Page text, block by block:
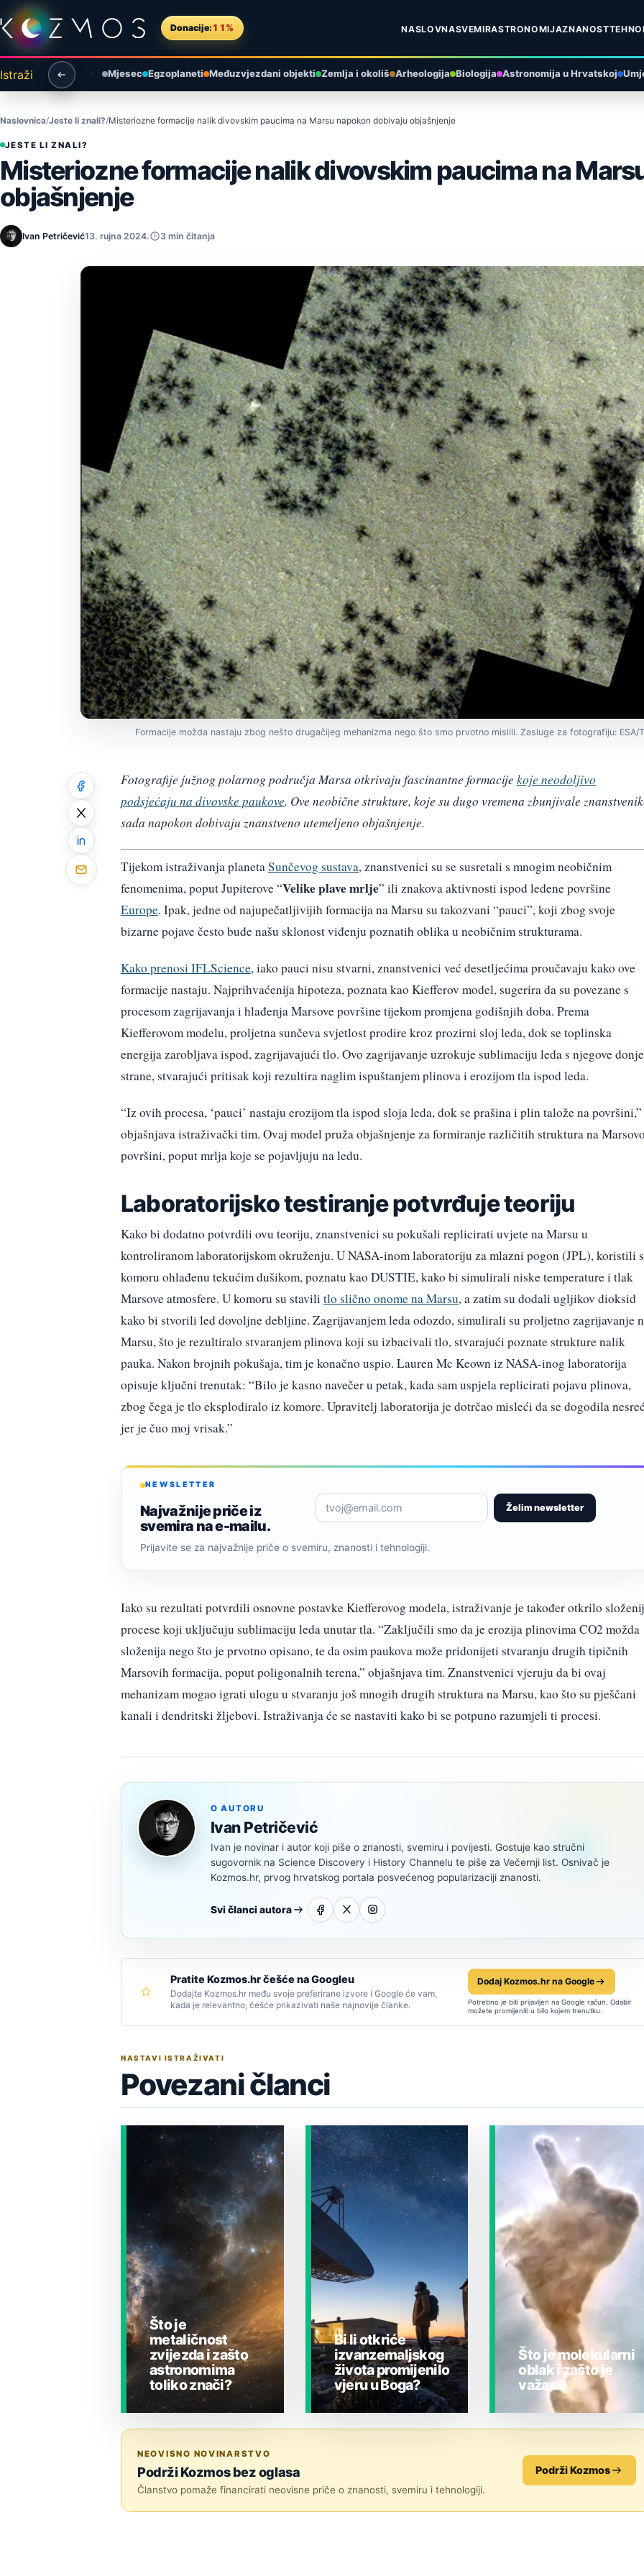
Preskoči na sadržaj
Donacije: 11% NASLOVNASVEMIRASTRONOMIJAZNANOST
Istraži Mjesec Egzoplaneti Međuzvjezdani objekti Zemlja i okoliš Arheologija Biologija Astronomija u Hrvatskoj
Naslovnica Jeste li znali? Misteriozne formacije nalik divovskim paucima na Marsu napokon dobivaju objašnjenje
JESTE LI ZNALI?
Misteriozne formacije nalik divovskim paucima na
objašnjenje
Ivan Petričević13. rujna 2024. 3 min čitanja
Formacije možda nastaju zbog nešto drugačijeg mehanizma nego što smo prvotno mislili. Zasluge za fotografiju: ESA/
Fotografije južnog polarnog područja Marsa otkrivaju fascinantne formacije koje neodoljivo
podsjećaju na divovske paukove. Ove neobične strukture, koje su dugo vremena zbunjivale
sada napokon dobivaju znanstveno utemeljeno objašnjenje.
Tijekom istraživanja planetaSunčevog sustava, znanstvenici su se susretali s mnogim neobičnim
fenomenima, poput Jupiterove “Velike plave mrlje” ili znakova aktivnosti ispod ledene površine
Europe. Ipak, jedne od najupečatljivijih formacija na Marsu su takozvani “pauci”, koji zbog svoje
bizarne pojave često bude našu sklonost viđenju poznatih oblika u neobičnim strukturama.
Kako prenosi IFLScience, iako pauci nisu stvarni, znanstvenici već desetljećima proučavaju kako ove
formacije nastaju. Najprihvaćenija hipoteza, poznata kao Kiefferov model, sugerira da su povezane s
procesom zagrijavanja i hlađenja Marsove površine tijekom promjena godišnjih doba. Prema
Kiefferovom modelu, proljetna sunčeva svjetlost prodire kroz prozirni sloj leda, dok se toplinska
energija zarobljava ispod, zagrijavajući tlo. Ovo zagrijavanje uzrokuje sublimaciju leda s njegove donje
strane, stvarajući pritisak koji rezultira naglim ispuštanjem plinova i erozijom tla ispod leda.
“Iz ovih procesa, ‘pauci’ nastaju erozijom tla ispod sloja leda, dok se prašina i plin talože na površini,”
objašnjava istraživački tim. Ovaj model pruža objašnjenje za formiranje različitih struktura na
površini, poput mrlja koje se pojavljuju na ledu.
Laboratorijsko testiranje potvrđuje teoriju
Kako bi dodatno potvrdili ovu teoriju, znanstvenici su pokušali replicirati uvjete na Marsu u
kontroliranom laboratorijskom okruženju. U NASA-inom laboratoriju za mlazni pogon (JPL), koristili
komoru ohlađenu tekućim dušikom, poznatu kao DUSTIE, kako bi simulirali niske temperature i tlak
Marsove atmosfere. U komoru su stavili tlo slično onome na Marsu, a zatim su dodali ugljikov dioksid
kako bi stvorili led dovoljne debljine. Zagrijavanjem leda odozdo, simulirali su proljetno zagrijavanje
Marsu, što je rezultiralo stvaranjem plinova koji su izbacivali tlo, stvarajući poznate strukture nalik
pauka. Nakon brojnih pokušaja, tim je konačno uspio. Lauren Mc Keown iz NASA-inog laboratorija
opisuje ključni trenutak: “Bilo je kasno navečer u petak, kada sam uspjela replicirati pojavu plinova,
zbog čega je tlo eksplodiralo iz komore. Upravitelj laboratorija je dotrčao misleći da se dogodila
jer je čuo moj vrisak.”
NEWSLETTER
Najvažnije priče iz
svemira na e-mailu.
Želim newsletter
Prijavite se za najvažnije priče o svemiru, znanosti i tehnologiji.
Iako su rezultati potvrdili osnovne postavke Kiefferovog modela, istraživanje je također otkrilo
procese koji uključuju sublimaciju leda unutar tla. “Zaključili smo da je erozija plinovima CO2 možda
složenija nego što je prvotno opisano, te da osim paukova može pridonijeti stvaranju drugih tipičnih
Marsovih formacija, poput poligonalnih terena,” objašnjava tim. Znanstvenici vjeruju da bi ovaj
mehanizam mogao igrati ulogu u stvaranju još mnogih drugih struktura na Marsu, kao što su pješčani
kanali i dendritski žljebovi. Istraživanja će se nastaviti kako bi se potpuno razumjeli ti procesi.
O AUTORU
Ivan Petričević
Ivan je novinar i autor koji piše o znanosti, svemiru i povijesti. Gostuje kao stručni
sugovornik na Science Discovery i History Channelu te piše za Večernji list. Osnivač je
Kozmos.hr, prvog hrvatskog portala posvećenog popularizaciji znanosti.
Svi članci autora
Pratite Kozmos.hr češće na Googleu
Dodajte Kozmos.hr među svoje preferirane izvore i Google će vam,
kada je relevantno, češće prikazivati naše najnovije članke.
Dodaj Kozmos.hr na Google
Potrebno je biti prijavljen na Google račun. Odabir
možete promijeniti u bilo kojem trenutku.
NASTAVI ISTRAŽIVATI
Povezani članci
Što je
metaličnost
zvijezda i zašto
astronomima
toliko znači?
Bi li otkriće
izvanzemaljskog
života promijenilo
vjeru u Boga?
Što je molekularni
oblak i zašto je
važan?
NEOVISNO NOVINARSTVO
Podrži Kozmos bez oglasa
Članstvo pomaže financirati neovisne priče o znanosti, svemiru i tehnologiji.
Podrži Kozmos